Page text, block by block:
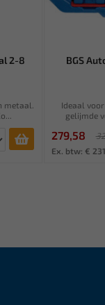
2-8
metaal.
BGS
Ideaal
gelijmde
279,58
Ex. btw: €